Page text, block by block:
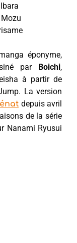
éponyme,
par Boichi,
à partir de
La version
depuis avril
de la série
Nanami Ryusui